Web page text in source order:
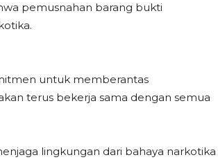
pemusnahan barang bukti
untuk memberantas
terus bekerja sama dengan semua
lingkungan dari bahaya narkotika